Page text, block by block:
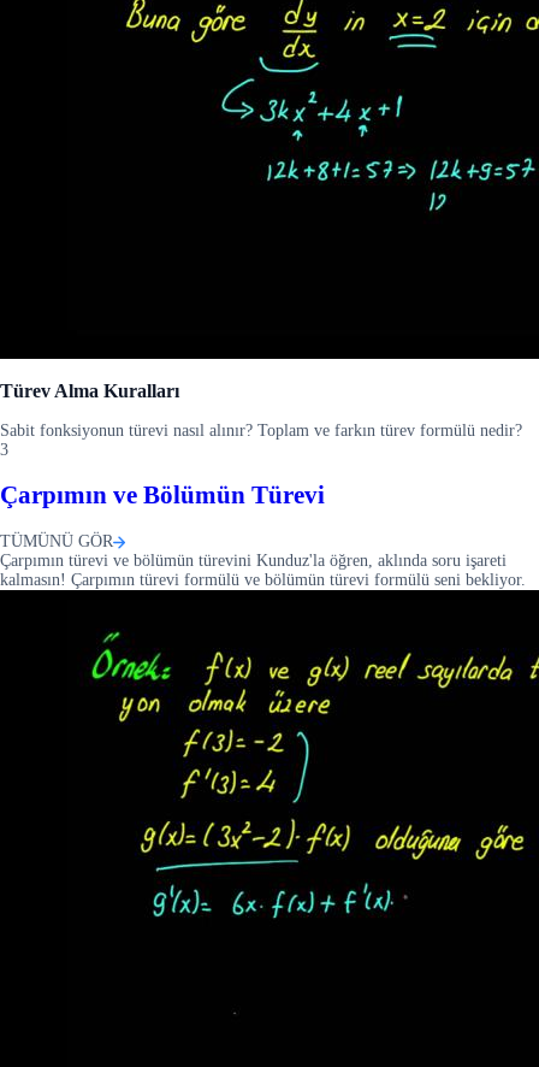
Türev Alma Kuralları
Sabit fonksiyonun türevi nasıl alınır? Toplam ve farkın türev formülü nedir?
3
Çarpımın ve Bölümün Türevi
TÜMÜNÜ GÖR
Çarpımın türevi ve bölümün türevini Kunduz'la öğren, aklında soru işareti
kalmasın! Çarpımın türevi formülü ve bölümün türevi formülü seni bekliyor.